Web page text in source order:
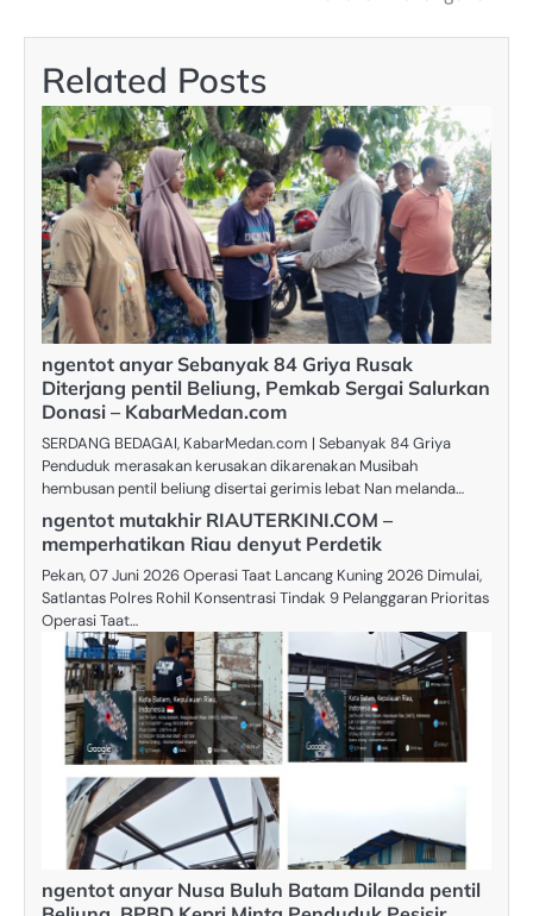
Related Posts
ngentot anyar Sebanyak 84 Griya Rusak
Diterjang pentil Beliung, Pemkab Sergai Salurkan
Donasi – KabarMedan.com
SERDANG BEDAGAI, KabarMedan.com | Sebanyak 84 Griya
Penduduk merasakan kerusakan dikarenakan Musibah
hembusan pentil beliung disertai gerimis lebat Nan melanda…
ngentot mutakhir RIAUTERKINI.COM –
memperhatikan Riau denyut Perdetik
Pekan, 07 Juni 2026 Operasi Taat Lancang Kuning 2026 Dimulai,
Satlantas Polres Rohil Konsentrasi Tindak 9 Pelanggaran Prioritas
Operasi Taat…
ngentot anyar Nusa Buluh Batam Dilanda pentil